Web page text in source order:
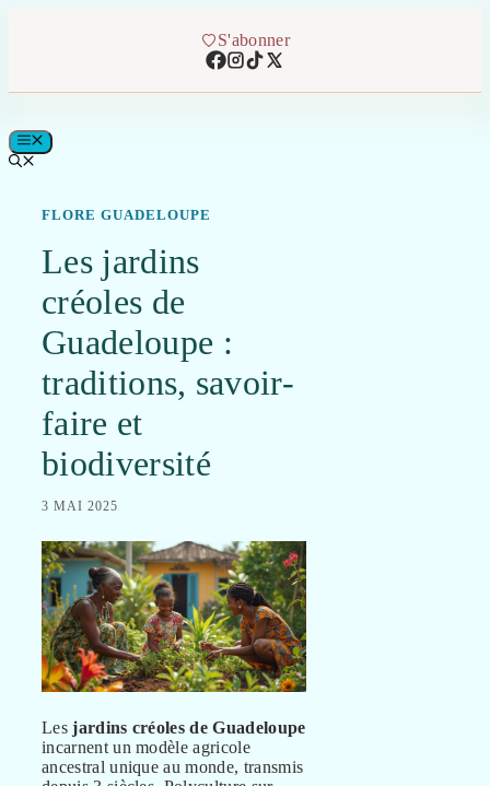
S'abonner
MENU
FLORE GUADELOUPE
Les jardins
créoles de
Guadeloupe :
traditions, savoir-
faire et
biodiversité
3 MAI 2025
Lesjardins créoles de Guadeloupe
incarnent un modèle agricole
ancestral unique au monde, transmis